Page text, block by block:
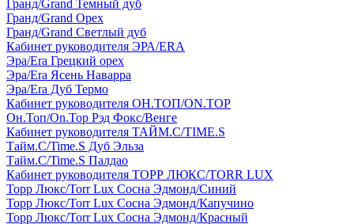
Гранд/Grand Темный дуб
Гранд/Grand Орех
Гранд/Grand Светлый дуб
Кабинет руководителя ЭРА/ERA
Эра/Era Грецкий орех
Эра/Era Ясень Наварра
Эра/Era Дуб Термо
Кабинет руководителя ОН.ТОП/ON.TOP
Он.Топ/On.Top Рэд Фокс/Венге
Кабинет руководителя ТАЙМ.С/TIME.S
Тайм.С/Time.S Дуб Эльза
Тайм.С/Time.S Палдао
Кабинет руководителя ТОРР ЛЮКС/TORR LUX
Торр Люкс/Torr Lux Сосна Эдмонд/Синий
Торр Люкс/Torr Lux Сосна Эдмонд/Капучино
Торр Люкс/Torr Lux Сосна Эдмонд/Красный